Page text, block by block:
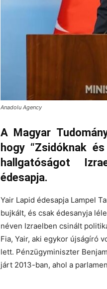
Anadolu Agency
A Magyar
hogy “Zsidóknak
hallgatóságot
édesapja.
Yair Lapid édesapja Lampel
bujkált, és csak édesanyja
néven Izraelben csinált
Fia, Yair, aki egykor újságíró
lett. Pénzügyminiszter
járt 2013-ban, ahol a